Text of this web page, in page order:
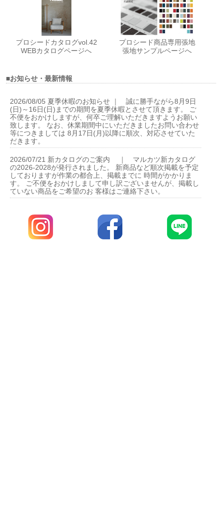
プロシードカタログvol.42
WEBカタログページへ
プロシード商品専用張地
張地サンプルページへ
■お知らせ・最新情報